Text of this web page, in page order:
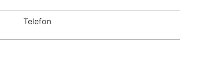
Telefon